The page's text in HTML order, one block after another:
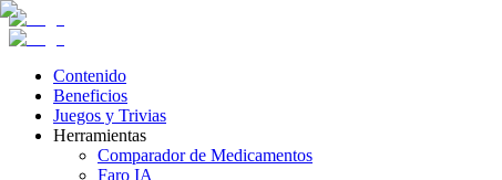
Contenido
Beneficios
Juegos y Trivias
Herramientas
Comparador de Medicamentos
Faro IA